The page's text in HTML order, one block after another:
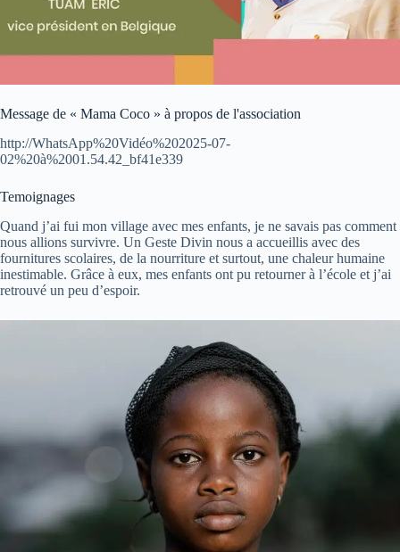
Message de « Mama Coco » à propos de l'association
http://WhatsApp%20Vidéo%202025-07-
02%20à%2001.54.42_bf41e339
Temoignages
Quand j’ai fui mon village avec mes enfants, je ne savais pas comment
nous allions survivre. Un Geste Divin nous a accueillis avec des
fournitures scolaires, de la nourriture et surtout, une chaleur humaine
inestimable. Grâce à eux, mes enfants ont pu retourner à l’école et j’ai
retrouvé un peu d’espoir.